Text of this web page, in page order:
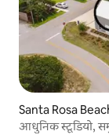
Santa Rosa
आधुनिक स्टूडियो,